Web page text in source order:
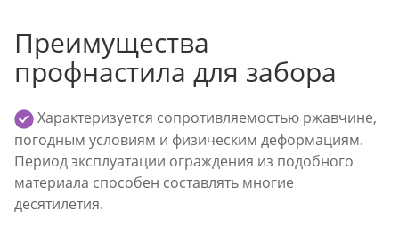
Преимущества
профнастила для забора
Характеризуется сопротивляемостью ржавчине,
погодным условиям и физическим деформациям.
Период эксплуатации ограждения из подобного
материала способен составлять многие
десятилетия.